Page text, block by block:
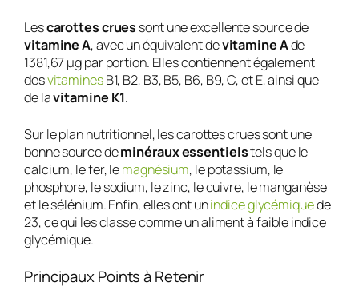
Lescarottes crues sont une excellente source de
vitamine A, avec un équivalent devitamine Ade
1381,67 µg par portion. Elles contiennent également
desvitaminesB1, B2, B3, B5, B6, B9, C, et E, ainsi que
de lavitamine K1.
Sur le plan nutritionnel, les carottes crues sont une
bonne source deminéraux essentielstels que le
calcium, le fer, lemagnésium, le potassium, le
phosphore, le sodium, le zinc, le cuivre, le manganèse
et le sélénium. Enfin, elles ont unindice glycémiquede
23, ce qui les classe comme un aliment à faible indice
glycémique.
Principaux Points à Retenir